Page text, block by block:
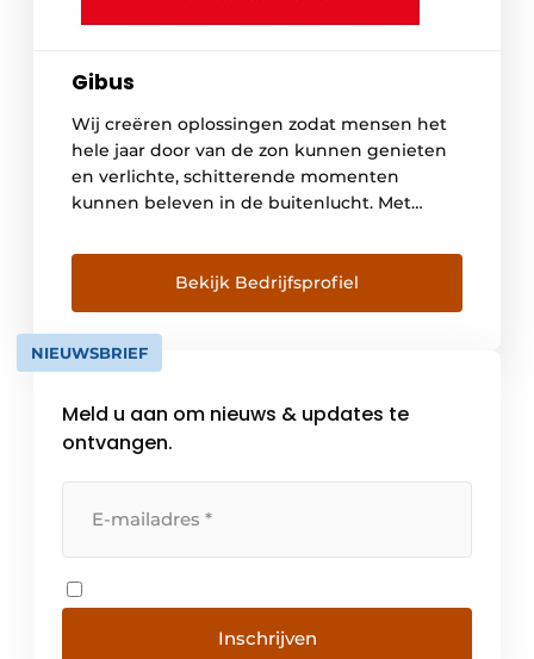
Gibus
Wij creëren oplossingen zodat mensen het
hele jaar door van de zon kunnen genieten
en verlichte, schitterende momenten
kunnen beleven in de buitenlucht. Met
zonweringen en pergola’s en accessoires
zoals glazen deuren, verlichtings- en
geluidssystemen en verwarmingstoestellen.
Wij brengen het “Made in Italy” naar de
wereld, samen met uitmuntendheid in […]
Bekijk Bedrijfsprofiel
NIEUWSBRIEF
Meld u aan om nieuws & updates te
ontvangen.
Inschrijven